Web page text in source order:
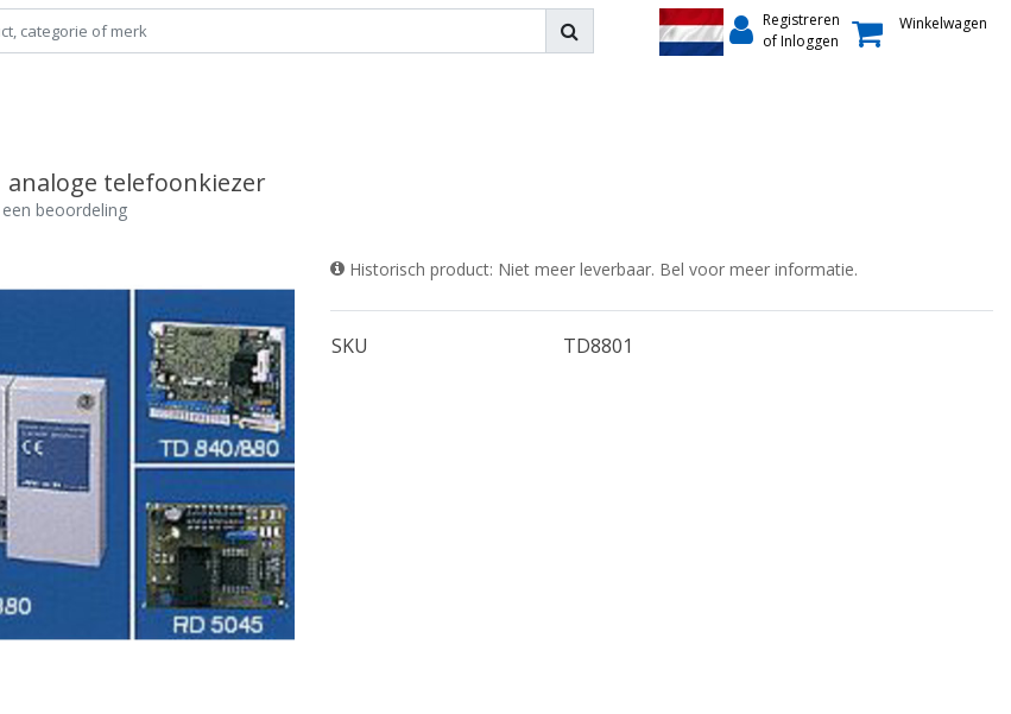
Registreren
of Inloggen
Winkelwagen
analoge telefoonkiezer
beoordeling
Historisch product: Niet meer leverbaar. Bel voor meer informatie.
SKU TD8801